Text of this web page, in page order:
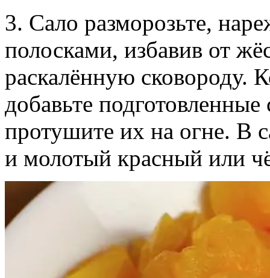
3. Сало разморозьте,
полосками, избавив от
раскалённую сковороду.
добавьте
протушите их на огне. В
и молотый красный или